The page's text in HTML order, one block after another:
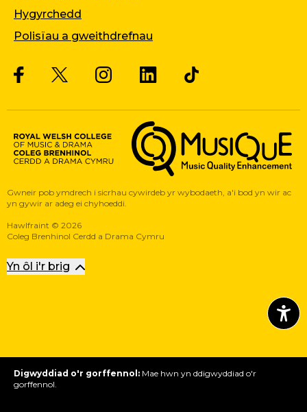
Digwyddiad o'r gorffennol : Mae hwn yn ddigwyddiad o'r
gorffennol.
Hygyrchedd
Polisïau a gweithdrefnau
Musique, Music Quality
Hawlfraint © 2026
Coleg Brenhinol Cerdd a Drama Cymru
Yn ôl i'r brig
Gwneir pob ymdrech i sicrhau cywirdeb yr wybodaeth, a'i bod yn wir ac
yn gywir ar adeg ei chyhoeddi.